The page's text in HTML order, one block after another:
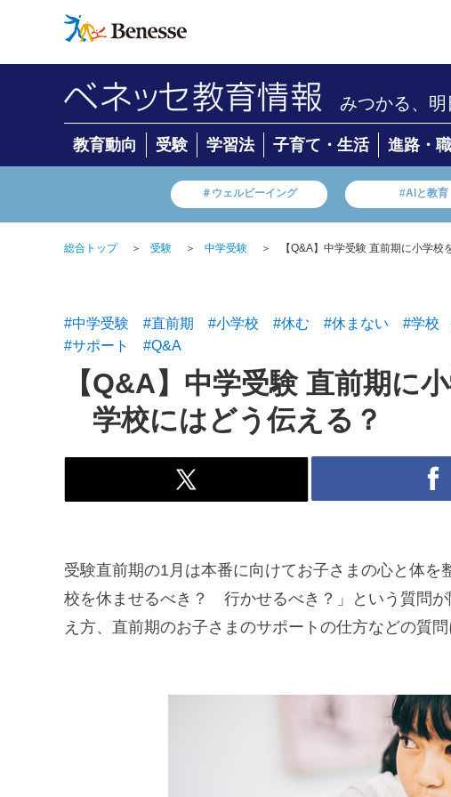
みつかる、明
教育動向 受験 学習法 子育て・生活 進路・
＃ウェルビーイング #AIと教育
総合トップ ＞ 受験 ＞ 中学受験 ＞ 【Q&A】中学受験 直前期に小学
#中学受験 #直前期 #小学校 #休む #休まない #学校
#サポート
#Q&A
【Q&A】中学受験 直前期に
学校にはどう伝える？
受験直前期の1月は本番に向けてお子さまの心と体
校を休ませるべき？ 行かせるべき？」という質問
え方、直前期のお子さまのサポートの仕方などの質問